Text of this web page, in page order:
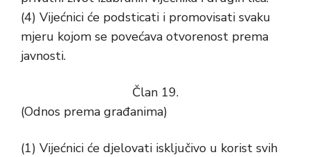
(4) Vijećnici će podsticati i promovisati svaku
mjeru kojom se povećava otvorenost prema
javnosti.
Član 19.
(Odnos prema građanima)
(1) Vijećnici će djelovati isključivo u korist svih